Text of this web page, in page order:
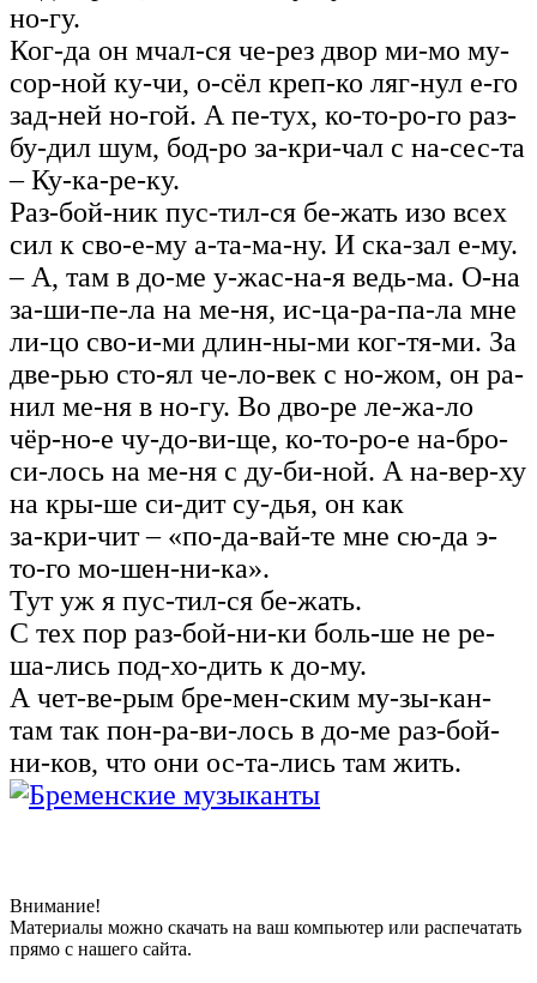
но-гу.
Ког-да он мчал-ся че-рез двор ми-мо му-
сор-ной ку-чи, о-сёл креп‑ко ляг-нул е-го
зад-ней но-гой. А пе-тух, ко-то-ро-го раз-
бу-дил шум, бод-ро за-кри-чал с на-сес-та
– Ку-ка-ре-ку.
Раз-бой-ник пус-тил-ся бе-жать изо всех
сил к сво-е-му а-та-ма-ну. И ска-зал е-му.
– А, там в до-ме у-жас-на-я ведь-ма. О-на
за-ши-пе-ла на ме-ня, ис‑ца-ра-па-ла мне
ли-цо сво-и-ми длин-ны-ми ког-тя-ми. За
две‑рью сто-ял че-ло-век с но-жом, он ра-
нил ме-ня в но-гу. Во дво‑ре ле-жа-ло
чёр-но-е чу-до-ви-ще, ко-то-ро-е на-бро-
си-лось на ме‑ня с ду-би-ной. А на-вер-ху
на кры-ше си-дит су-дья, он как
за‑кри‑чит – «по-да-вай-те мне сю-да э-
то-го мо-шен-ни-ка».
Тут уж я пус-тил-ся бе-жать.
С тех пор раз-бой-ни-ки боль-ше не ре-
ша-лись под-хо-дить к до‑му.
А чет-ве-рым бре-мен-ским му-зы-кан-
там так пон-ра-ви-лось в до‑ме раз-бой-
ни-ков, что они ос-та-лись там жить.
Внимание!
Материалы можно скачать на ваш компьютер или распечатать
прямо с нашего сайта.